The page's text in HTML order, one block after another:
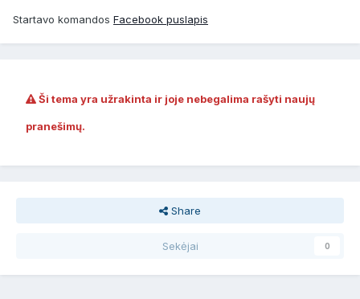
Startavo komandos Facebook puslapis
Ši tema yra užrakinta ir joje nebegalima rašyti naujų
pranešimų.
Share
Sekėjai 0